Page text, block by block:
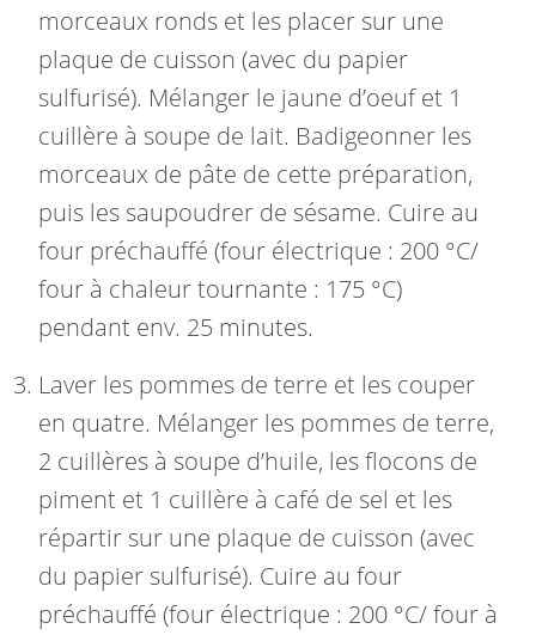
morceaux ronds et les placer sur une
plaque de cuisson (avec du papier
sulfurisé). Mélanger le jaune d’oeuf et 1
cuillère à soupe de lait. Badigeonner les
morceaux de pâte de cette préparation,
puis les saupoudrer de sésame. Cuire au
four préchauffé (four électrique : 200 °C/
four à chaleur tournante : 175 °C)
pendant env. 25 minutes.
Laver les pommes de terre et les couper
en quatre. Mélanger les pommes de terre,
2 cuillères à soupe d’huile, les flocons de
piment et 1 cuillère à café de sel et les
répartir sur une plaque de cuisson (avec
du papier sulfurisé). Cuire au four
préchauffé (four électrique : 200 °C/ four à